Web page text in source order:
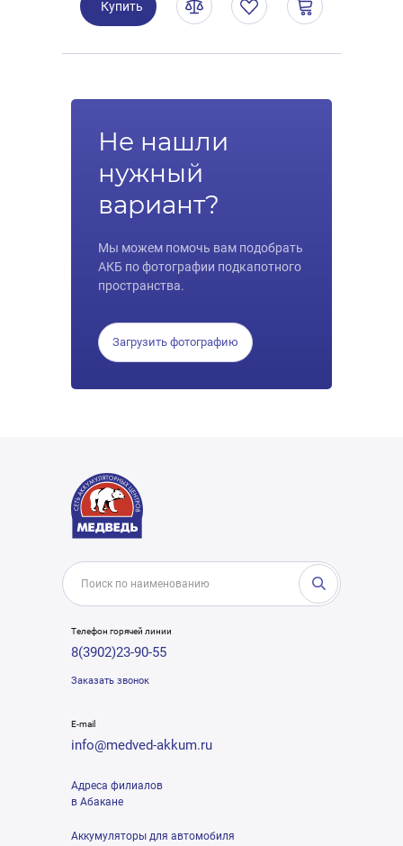
Купить
Не нашли
нужный
вариант?
Мы можем помочь вам подобрать
АКБ по фотографии подкапотного
пространства.
Загрузить фотографию
Телефон горячей линии
8(3902)23-90-55
Заказать звонок
E-mail
info@medved-akkum.ru
Адреса филиалов
в Абакане
Аккумуляторы для автомобиля